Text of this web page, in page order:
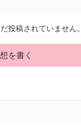
投稿されていません。
を書く